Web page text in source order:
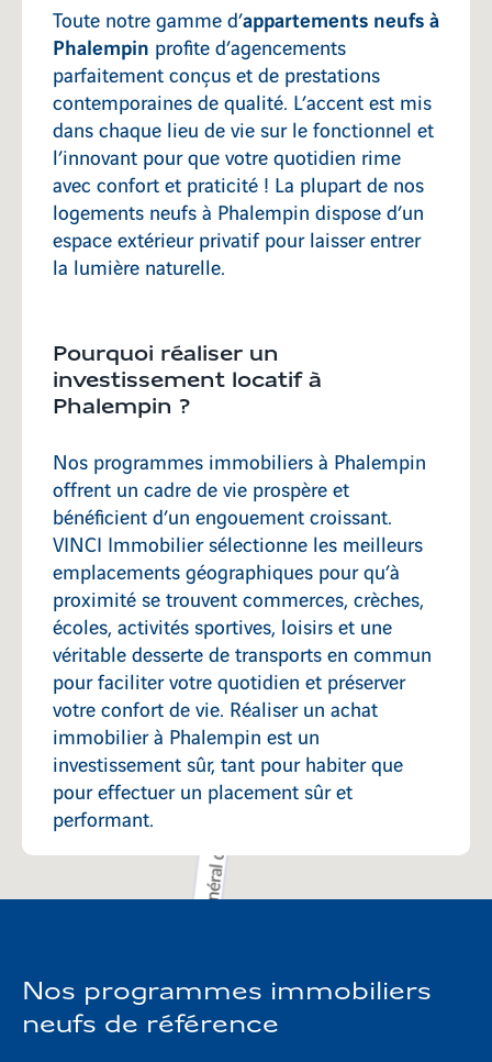
Toute notre gamme d’appartements neufs à
Phalempin profite d’agencements
parfaitement conçus et de prestations
contemporaines de qualité. L’accent est mis
dans chaque lieu de vie sur le fonctionnel et
l’innovant pour que votre quotidien rime
avec confort et praticité ! La plupart de nos
logements neufs à Phalempin dispose d’un
espace extérieur privatif pour laisser entrer
la lumière naturelle.
Pourquoi réaliser un
investissement locatif à
Phalempin ?
Nos programmes immobiliers à Phalempin
offrent un cadre de vie prospère et
bénéficient d’un engouement croissant.
VINCI Immobilier sélectionne les meilleurs
emplacements géographiques pour qu’à
proximité se trouvent commerces, crèches,
écoles, activités sportives, loisirs et une
véritable desserte de transports en commun
pour faciliter votre quotidien et préserver
votre confort de vie. Réaliser un achat
immobilier à Phalempin est un
investissement sûr, tant pour habiter que
pour effectuer un placement sûr et
performant.
Nos programmes immobiliers
neufs de référence